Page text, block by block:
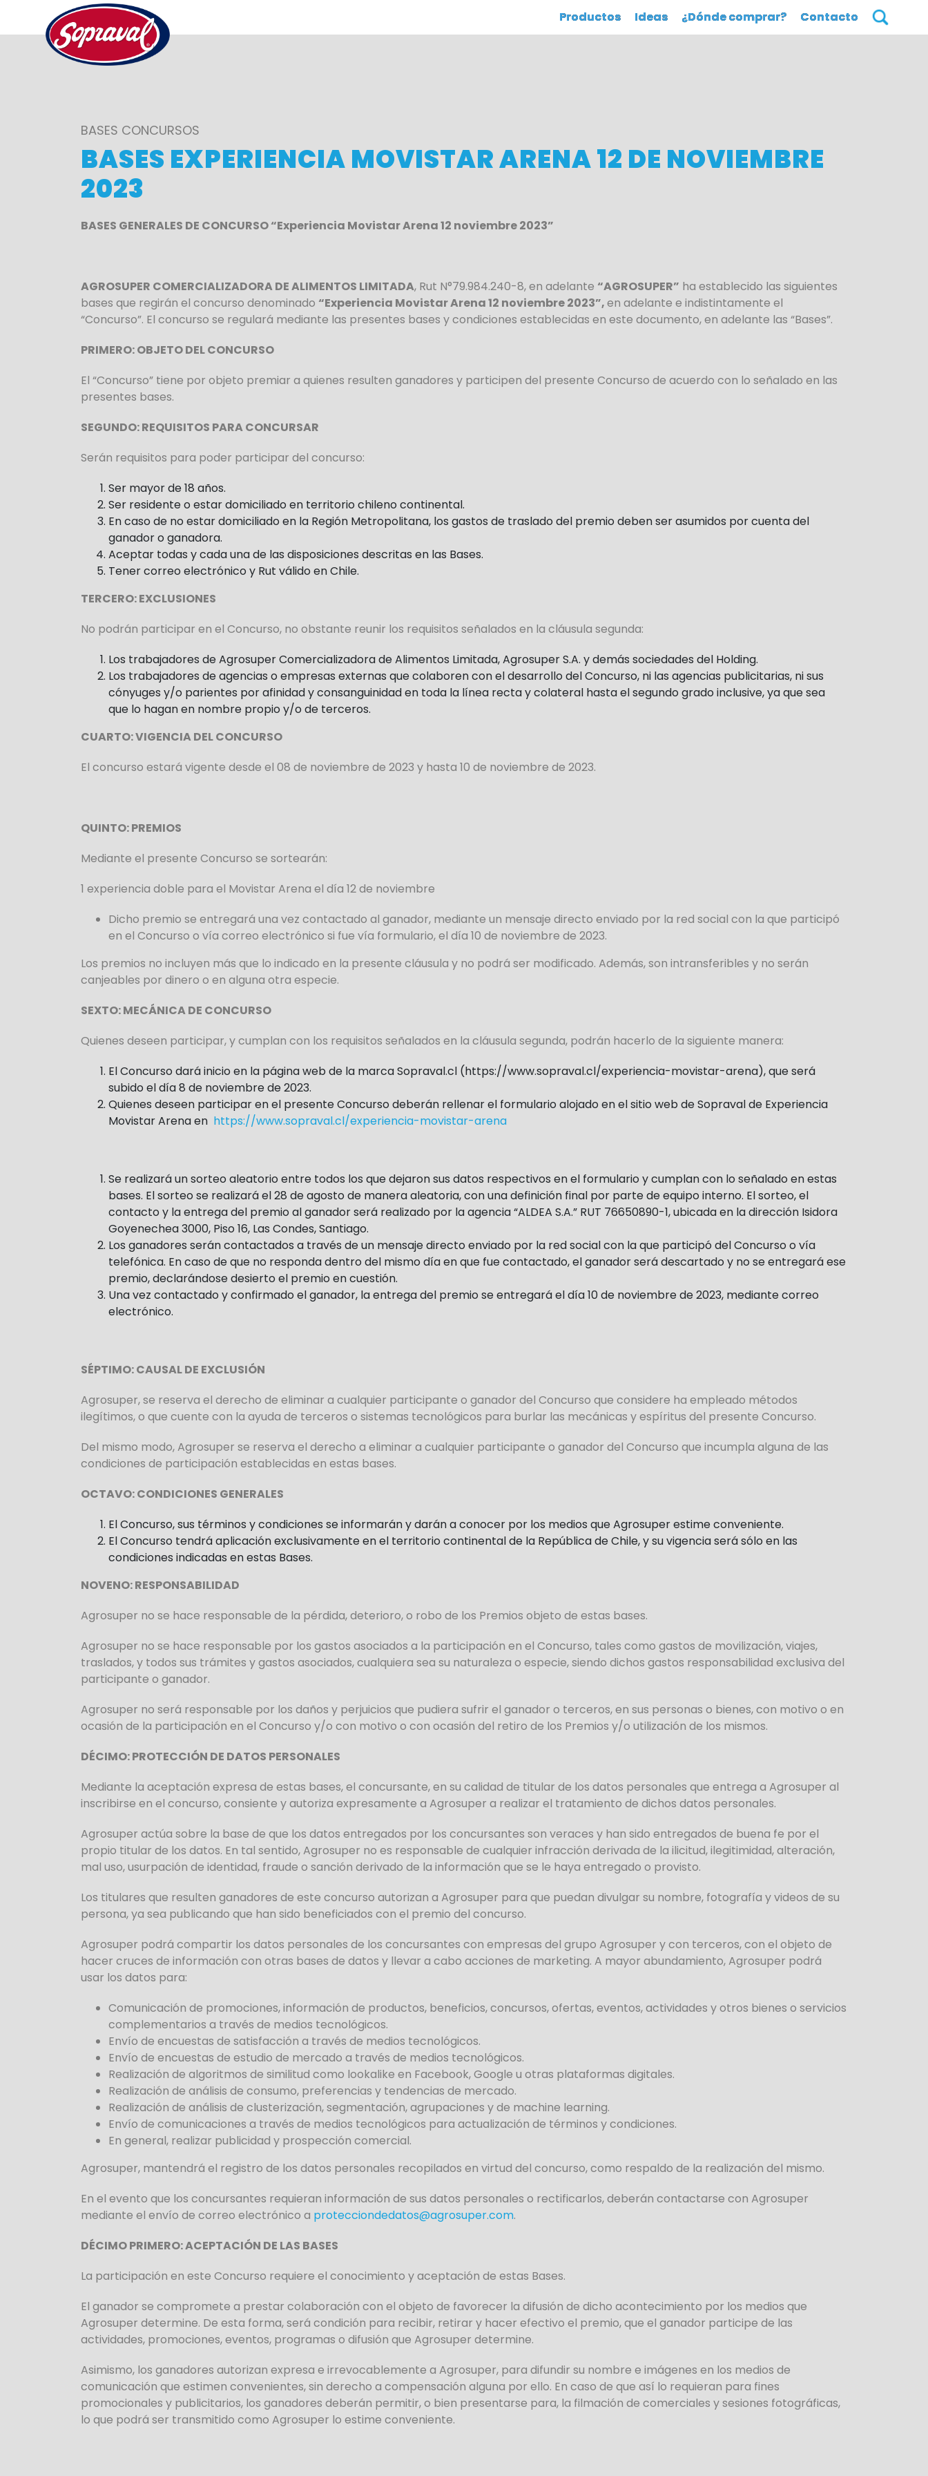
Productos Ideas ¿Dónde comprar? Contacto
BASES CONCURSOS
BASES EXPERIENCIA MOVISTAR ARENA 12 DE NOVIEMBRE
2023
BASES GENERALES DE CONCURSO “Experiencia Movistar Arena 12 noviembre 2023”
AGROSUPER COMERCIALIZADORA DE ALIMENTOS LIMITADA, Rut N°79.984.240-8, en adelante “AGROSUPER” ha establecido las siguientes
bases que regirán el concurso denominado “Experiencia Movistar Arena 12 noviembre 2023”,en adelante e indistintamente el
“Concurso”. El concurso se regulará mediante las presentes bases y condiciones establecidas en este documento, en adelante las “Bases”.
PRIMERO: OBJETO DEL CONCURSO
El “Concurso” tiene por objeto premiar a quienes resulten ganadores y participen del presente Concurso de acuerdo con lo señalado en las
presentes bases.
SEGUNDO: REQUISITOS PARA CONCURSAR
Serán requisitos para poder participar del concurso:
Ser mayor de 18 años.
Ser residente o estar domiciliado en territorio chileno continental.
En caso de no estar domiciliado en la Región Metropolitana, los gastos de traslado del premio deben ser asumidos por cuenta del
ganador o ganadora.
Aceptar todas y cada una de las disposiciones descritas en las Bases.
Tener correo electrónico y Rut válido en Chile.
TERCERO: EXCLUSIONES
No podrán participar en el Concurso, no obstante reunir los requisitos señalados en la cláusula segunda:
Los trabajadores de Agrosuper Comercializadora de Alimentos Limitada, Agrosuper S.A. y demás sociedades del Holding.
Los trabajadores de agencias o empresas externas que colaboren con el desarrollo del Concurso, ni las agencias publicitarias, ni sus
cónyuges y/o parientes por afinidad y consanguinidad en toda la línea recta y colateral hasta el segundo grado inclusive, ya que sea
que lo hagan en nombre propio y/o de terceros.
CUARTO: VIGENCIA DEL CONCURSO
El concurso estará vigente desde el 08 de noviembre de 2023 y hasta 10 de noviembre de 2023.
QUINTO: PREMIOS
Mediante el presente Concurso se sortearán:
1 experiencia doble para el Movistar Arena el día 12 de noviembre
Dicho premio se entregará una vez contactado al ganador, mediante un mensaje directo enviado por la red social con la que participó
en el Concurso o vía correo electrónico si fue vía formulario,el día 10 de noviembre de 2023.
Los premios no incluyen más que lo indicado en la presente cláusula y no podrá ser modificado. Además, son intransferibles y no serán
canjeables por dinero o en alguna otra especie.
SEXTO: MECÁNICA DE CONCURSO
Quienes deseen participar, y cumplan con los requisitos señalados en la cláusula segunda, podrán hacerlo de la siguiente manera:
El Concurso dará inicio en la página web de la marca Sopraval.cl (https://www.sopraval.cl/experiencia-movistar-arena), que será
subido el día 8 de noviembre de 2023.
Quienes deseen participar en el presente Concurso deberán rellenar el formulario alojado en el sitio web de Sopraval de Experiencia
Movistar Arena en https://www.sopraval.cl/experiencia-movistar-arena
Se realizará un sorteo aleatorio entre todos los que dejaron sus datos respectivos en el formulario y cumplan con lo señalado en estas
bases. El sorteo se realizará el 28 de agosto de manera aleatoria, con una definición final por parte de equipo interno. El sorteo, el
contacto y la entrega del premio al ganador será realizado por la agencia “ALDEA S.A.” RUT 76650890-1, ubicada en la dirección Isidora
Goyenechea 3000, Piso 16, Las Condes, Santiago.
Los ganadores serán contactados a través de un mensaje directo enviado por la red social con la que participó del Concurso o vía
telefónica. En caso de que no responda dentro del mismo día en que fue contactado, el ganador será descartado y no se entregará ese
premio, declarándose desierto el premio en cuestión.
Una vez contactado y confirmado el ganador, la entrega del premio se entregará el día 10 de noviembre de 2023, mediante correo
electrónico.
SÉPTIMO: CAUSAL DE EXCLUSIÓN
Agrosuper, se reserva el derecho de eliminar a cualquier participante o ganador del Concurso que considere ha empleado métodos
ilegítimos, o que cuente con la ayuda de terceros o sistemas tecnológicos para burlar las mecánicas y espíritus del presente Concurso.
Del mismo modo, Agrosuper se reserva el derecho a eliminar a cualquier participante o ganador del Concurso que incumpla alguna de las
condiciones de participación establecidas en estas bases.
OCTAVO: CONDICIONES GENERALES
El Concurso, sus términos y condiciones se informarán y darán a conocer por los medios que Agrosuper estime conveniente.
El Concurso tendrá aplicación exclusivamente en el territorio continental de la República de Chile, y su vigencia será sólo en las
condiciones indicadas en estas Bases.
NOVENO: RESPONSABILIDAD
Agrosuper no se hace responsable de la pérdida, deterioro, o robo de los Premios objeto de estas bases.
Agrosuper no se hace responsable por los gastos asociados a la participación en el Concurso, tales como gastos de movilización, viajes,
traslados, y todos sus trámites y gastos asociados, cualquiera sea su naturaleza o especie, siendo dichos gastos responsabilidad exclusiva del
participante o ganador.
Agrosuper no será responsable por los daños y perjuicios que pudiera sufrir el ganador o terceros, en sus personas o bienes, con motivo o en
ocasión de la participación en el Concurso y/o con motivo o con ocasión del retiro de los Premios y/o utilización de los mismos.
DÉCIMO: PROTECCIÓN DE DATOS PERSONALES
Mediante la aceptación expresa de estas bases, el concursante, en su calidad de titular de los datos personales que entrega a Agrosuper al
inscribirse en el concurso, consiente y autoriza expresamente a Agrosuper a realizar el tratamiento de dichos datos personales.
Agrosuper actúa sobre la base de que los datos entregados por los concursantes son veraces y han sido entregados de buena fe por el
propio titular de los datos. En tal sentido, Agrosuper no es responsable de cualquier infracción derivada de la ilicitud, ilegitimidad, alteración,
mal uso, usurpación de identidad, fraude o sanción derivado de la información que se le haya entregado o provisto.
Los titulares que resulten ganadores de este concurso autorizan a Agrosuper para que puedan divulgar su nombre, fotografía y videos de su
persona, ya sea publicando que han sido beneficiados con el premio del concurso.
Agrosuper podrá compartir los datos personales de los concursantes con empresas del grupo Agrosuper y con terceros, con el objeto de
hacer cruces de información con otras bases de datos y llevar a cabo acciones de marketing. A mayor abundamiento, Agrosuper podrá
usar los datos para:
Comunicación de promociones, información de productos, beneficios, concursos, ofertas, eventos, actividades y otros bienes o servicios
complementarios a través de medios tecnológicos.
Envío de encuestas de satisfacción a través de medios tecnológicos.
Envío de encuestas de estudio de mercado a través de medios tecnológicos.
Realización de algoritmos de similitud como lookalike en Facebook, Google u otras plataformas digitales.
Realización de análisis de consumo, preferencias y tendencias de mercado.
Realización de análisis de clusterización, segmentación, agrupaciones y de machine learning.
Envío de comunicaciones a través de medios tecnológicos para actualización de términos y condiciones.
En general, realizar publicidad y prospección comercial.
Agrosuper, mantendrá el registro de los datos personales recopilados en virtud del concurso, como respaldo de la realización del mismo.
En el evento que los concursantes requieran información de sus datos personales o rectificarlos, deberán contactarse con Agrosuper
mediante el envío de correo electrónico a protecciondedatos@agrosuper.com.
DÉCIMO PRIMERO: ACEPTACIÓN DE LAS BASES
La participación en este Concurso requiere el conocimiento y aceptación de estas Bases.
El ganador se compromete a prestar colaboración con el objeto de favorecer la difusión de dicho acontecimiento por los medios que
Agrosuper determine. De esta forma, será condición para recibir, retirar y hacer efectivo el premio, que el ganador participe de las
actividades, promociones, eventos, programas o difusión que Agrosuper determine.
Asimismo, los ganadores autorizan expresa e irrevocablemente a Agrosuper, para difundir su nombre e imágenes en los medios de
comunicación que estimen convenientes, sin derecho a compensación alguna por ello. En caso de que así lo requieran para fines
promocionales y publicitarios, los ganadores deberán permitir, o bien presentarse para, la filmación de comerciales y sesiones fotográficas,
lo que podrá ser transmitido como Agrosuper lo estime conveniente.